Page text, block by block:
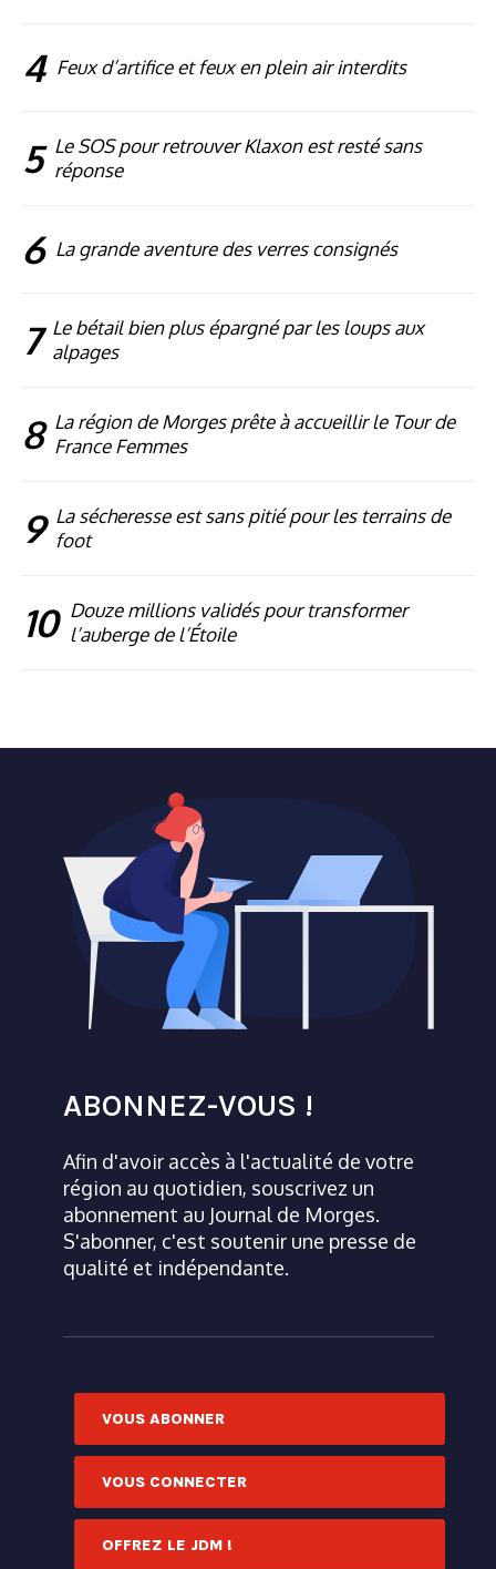
4 Feux d’artifice et feux en plein air interdits
5 Le SOS pour retrouver Klaxon est resté sans
réponse
6 La grande aventure des verres consignés
7 Le bétail bien plus épargné par les loups aux
alpages
8 La région de Morges prête à accueillir le Tour de
France Femmes
9 La sécheresse est sans pitié pour les terrains de
foot
10 Douze millions validés pour transformer
l’auberge de l’Étoile
ABONNEZ-VOUS !
Afin d'avoir accès à l'actualité de votre
région au quotidien, souscrivez un
abonnement au Journal de Morges.
S'abonner, c'est soutenir une presse de
qualité et indépendante.
VOUS ABONNER
VOUS CONNECTER
OFFREZ LE JDM !